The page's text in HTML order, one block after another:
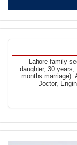
Lahore family
daughter, 30
months marriage).
Doctor,